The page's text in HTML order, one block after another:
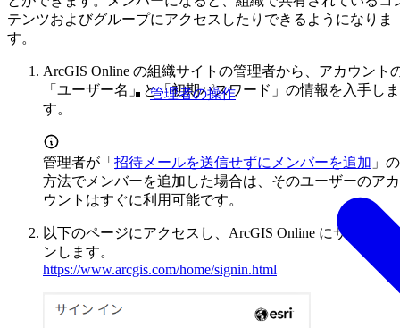
管理者の操作
テンツおよびグループにアクセスしたりできるようになりま
す。
ArcGIS Online の組織サイトの管理者から、アカウント
「ユーザー名」と「初期パスワード」の情報を入手しま
す。
管理者が「 招待メールを送信せずにメンバーを追加 」の
方法でメンバーを追加した場合は、そのユーザーのアカ
ウントはすぐに利用可能です。
以下のページにアクセスし、ArcGIS Online にサイン イ
ンします。
https://www.arcgis.com/home/signin.html